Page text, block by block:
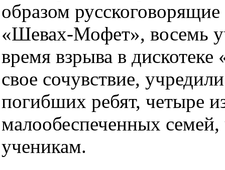
образом
«Шевах-Мофет», восемь
время взрыва в
свое сочувствие,
погибших ребят, четыре
малообеспеченных
ученикам.